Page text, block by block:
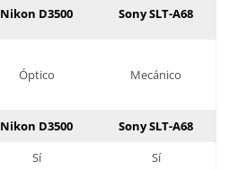
Nikon D3500 Sony SLT-A68
Óptico Mecánico
Nikon D3500
Sony SLT-A68
Sí
Sí